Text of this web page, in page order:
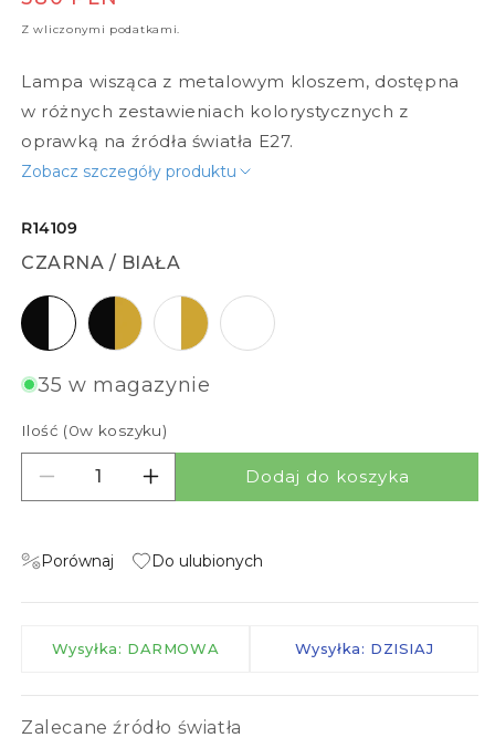
Z wliczonymi podatkami.
Lampa wisząca z metalowym kloszem, dostępna
w różnych zestawieniach kolorystycznych z
oprawką na źródła światła E27.
Zobacz szczegóły produktu
R14109
CZARNA / BIAŁA
czarna / białaczarna / złota
biała / złotabiała / biała
35 w magazynie
Ilość (0w koszyku)
Zmniejsz ilość dla GLADYS 30
Zwiększ ilość dla GLADYS 30
Dodaj do koszyka
Porównaj Do ulubionych
Wysyłka: DARMOWA Wysyłka: DZISIAJ
Zalecane źródło światła